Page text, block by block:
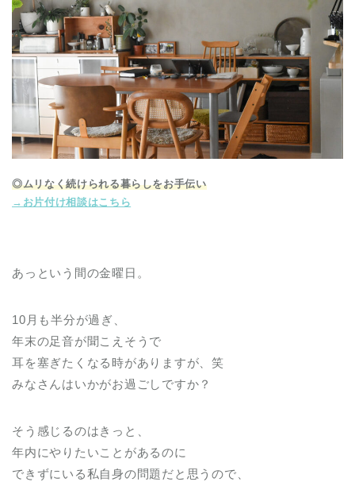
◎ムリなく続けられる暮らしをお手伝い
→お片付け相談はこちら
あっという間の金曜日。
10月も半分が過ぎ、
年末の足音が聞こえそうで
耳を塞ぎたくなる時がありますが、笑
みなさんはいかがお過ごしですか？
そう感じるのはきっと、
年内にやりたいことがあるのに
できずにいる私自身の問題だと思うので、